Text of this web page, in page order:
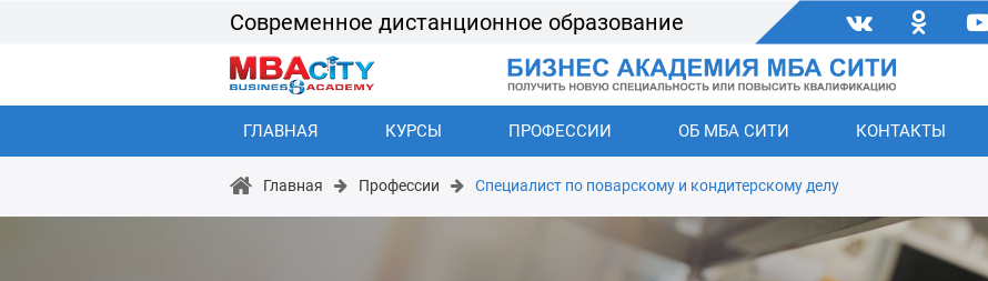
Современное дистанционное образование
ГЛАВНАЯ КУРСЫ ПРОФЕССИИ ОБ МБА СИТИ КОНТАКТЫ
Главная Профессии Специалист по поварскому и кондитерскому делу